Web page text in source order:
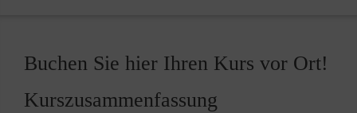
Buchen Sie hier Ihren Kurs vor Ort!
Kurszusammenfassung